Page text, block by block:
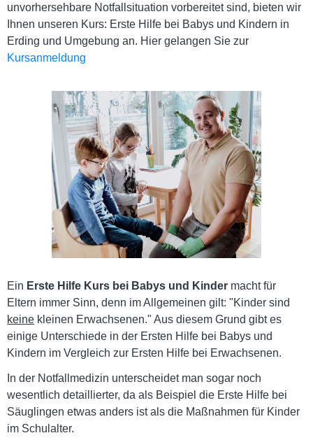
unvorhersehbare Notfallsituation vorbereitet sind, bieten wir
Ihnen unseren Kurs: Erste Hilfe bei Babys und Kindern in
Erding und Umgebung an. Hier gelangen Sie zur
Kursanmeldung
Ein Erste Hilfe Kurs bei Babys und Kinder macht für
Eltern immer Sinn, denn im Allgemeinen gilt: "Kinder sind
keine kleinen Erwachsenen." Aus diesem Grund gibt es
einige Unterschiede in der Ersten Hilfe bei Babys und
Kindern im Vergleich zur Ersten Hilfe bei Erwachsenen.
In der Notfallmedizin unterscheidet man sogar noch
wesentlich detaillierter, da als Beispiel die Erste Hilfe bei
Säuglingen etwas anders ist als die Maßnahmen für Kinder
im Schulalter.